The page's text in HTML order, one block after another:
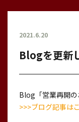
2021.6.20
Blogを更新
Blog「営業再開
>>>ブログ記事は